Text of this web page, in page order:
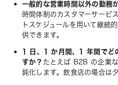
一般的な営業時間以外の勤務
時間体制のカスタマーサービ
トスケジュールを用いて継続
供できます。
1 日、1 か月間、1 年間でど
すか？ たとえば B2B の企業
鈍化します。飲食店の場合は